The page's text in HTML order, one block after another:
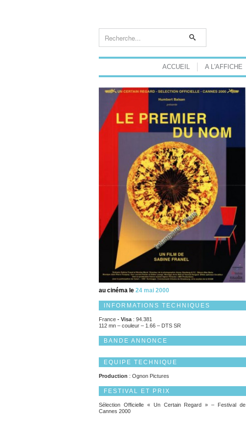
ACCUEIL A L'AFFICHE
au cinéma le 24 mai 2000
INFORMATIONS TECHNIQUES
France - Visa : 94.381
112 mn – couleur – 1.66 – DTS SR
BANDE ANNONCE
EQUIPE TECHNIQUE
Production : Ognon Pictures
FESTIVAL ET PRIX
Sélection Officielle « Un Certain Regard » – Festival de
Cannes 2000